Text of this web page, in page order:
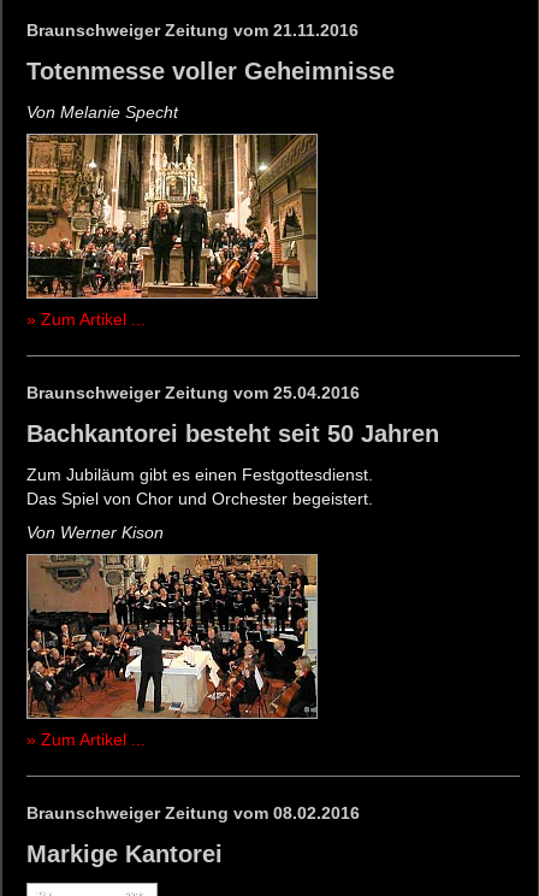
Braunschweiger Zeitung vom 21.11.2016
Totenmesse voller Geheimnisse
Von Melanie Specht
» Zum Artikel ...
Braunschweiger Zeitung vom 25.04.2016
Bachkantorei besteht seit 50 Jahren
Zum Jubiläum gibt es einen Festgottesdienst.
Das Spiel von Chor und Orchester begeistert.
Von Werner Kison
» Zum Artikel ...
Braunschweiger Zeitung vom 08.02.2016
Markige Kantorei